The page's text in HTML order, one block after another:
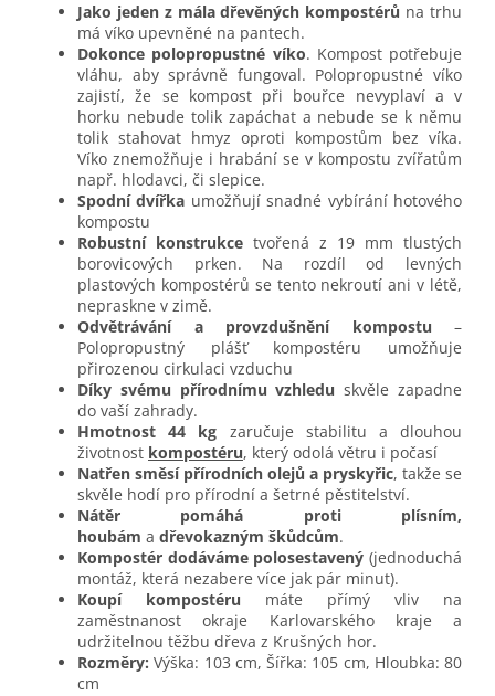
Jako jeden z mála dřevěných kompostérů na trhu
má víko upevněné na pantech.
Dokonce polopropustné víko. Kompost potřebuje
vláhu, aby správně fungoval. Polopropustné víko
zajistí, že se kompost při bouřce nevyplaví a v
horku nebude tolik zapáchat a nebude se k němu
tolik stahovat hmyz oproti kompostům bez víka.
Víko znemožňuje i hrabání se v kompostu zvířatům
např. hlodavci, či slepice.
Spodní dvířka umožňují snadné vybírání hotového
kompostu
Robustní konstrukce tvořená z 19 mm tlustých
borovicových prken. Na rozdíl od levných
plastových kompostérů se tento nekroutí ani v létě,
nepraskne v zimě.
Odvětrávání a provzdušnění kompostu –
Polopropustný plášť kompostéru umožňuje
přirozenou cirkulaci vzduchu
Díky svému přírodnímu vzhledu skvěle zapadne
do vaší zahrady.
Hmotnost 44 kg zaručuje stabilitu a dlouhou
životnost kompostéru, který odolá větru i počasí
Natřen směsí přírodních olejů a pryskyřic, takže se
skvěle hodí pro přírodní a šetrné pěstitelství.
Nátěr pomáhá proti plísním,
houbám a dřevokazným škůdcům.
Kompostér dodáváme polosestavený (jednoduchá
montáž, která nezabere více jak pár minut).
Koupí kompostéru máte přímý vliv na
zaměstnanost okraje Karlovarského kraje a
udržitelnou těžbu dřeva z Krušných hor.
Rozměry:Výška: 103 cm, Šířka: 105 cm, Hloubka: 80
cm